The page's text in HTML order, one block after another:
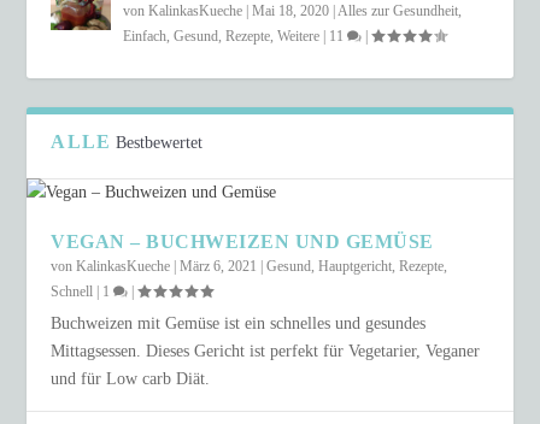
vonKalinkasKueche |Mai 18, 2020 |Alles zur Gesundheit,
Einfach,Gesund,Rezepte,Weitere 11 |
ALLE Bestbewertet
VEGAN – BUCHWEIZEN UND GEMÜSE
vonKalinkasKueche |März 6, 2021 |Gesund,Hauptgericht,Rezepte,
Schnell
1 |
Buchweizen mit Gemüse ist ein schnelles und gesundes
Mittagsessen. Dieses Gericht ist perfekt für Vegetarier, Veganer
und für Low carb Diät.